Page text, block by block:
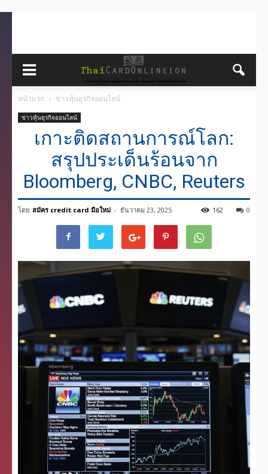
หน้าแรก ข่าวหุ้นธุรกิจออนไลน์
ข่าวหุ้นธุรกิจออนไลน์
เกาะติดสถานการณ์โลก:
สรุปประเด็นร้อนจาก
Bloomberg, CNBC, Reuters
โดย สมัคร credit card มือใหม่ - ธันวาคม 23, 2025 0
162